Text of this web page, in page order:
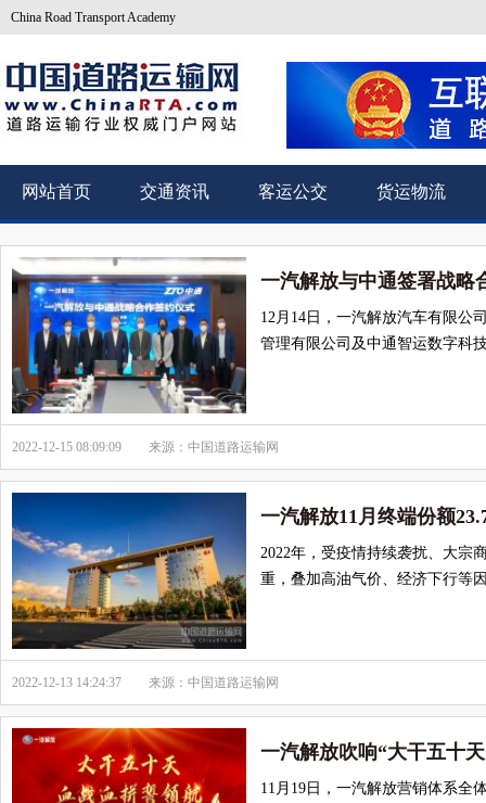
China Road Transport Academy
网站首页 交通资讯 客运公交 货运物流
一汽解放与中通签署战略
12月14日，一汽解放汽车有限公
管理有限公司及中通智运数字科
2022-12-15 08:09:09 来源：中国道路运输网
一汽解放11月终端份额
2022年，受疫情持续袭扰、大宗
重，叠加高油气价、经济下行等
2022-12-13 14:24:37 来源：中国道路运输网
一汽解放吹响“大干五十
11月19日，一汽解放营销体系全